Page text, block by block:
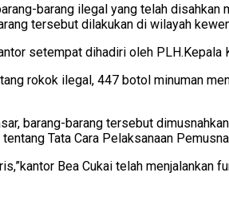
barang ilegal yang telah
tersebut dilakukan di wilayah
setempat dihadiri oleh
rokok ilegal, 447 botol minuman
barang-barang tersebut
Tata Cara Pelaksanaan
Bea Cukai telah